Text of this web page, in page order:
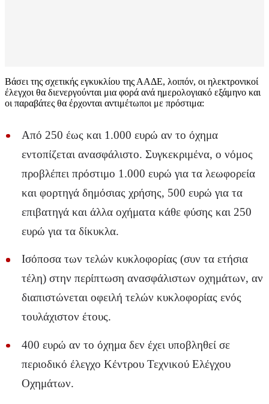
Βάσει της σχετικής εγκυκλίου της ΑΑΔΕ, λοιπόν, οι ηλεκτρονικοί
έλεγχοι θα διενεργούνται μια φορά ανά ημερολογιακό εξάμηνο και
οι παραβάτες θα έρχονται αντιμέτωποι με πρόστιμα:
Από 250 έως και 1.000 ευρώ αν το όχημα
εντοπίζεται ανασφάλιστο. Συγκεκριμένα, ο νόμος
προβλέπει πρόστιμο 1.000 ευρώ για τα λεωφορεία
και φορτηγά δημόσιας χρήσης, 500 ευρώ για τα
επιβατηγά και άλλα οχήματα κάθε φύσης και 250
ευρώ για τα δίκυκλα.
Ισόποσα των τελών κυκλοφορίας (συν τα ετήσια
τέλη) στην περίπτωση ανασφάλιστων οχημάτων, αν
διαπιστώνεται οφειλή τελών κυκλοφορίας ενός
τουλάχιστον έτους.
400 ευρώ αν το όχημα δεν έχει υποβληθεί σε
περιοδικό έλεγχο Κέντρου Τεχνικού Ελέγχου
Οχημάτων.